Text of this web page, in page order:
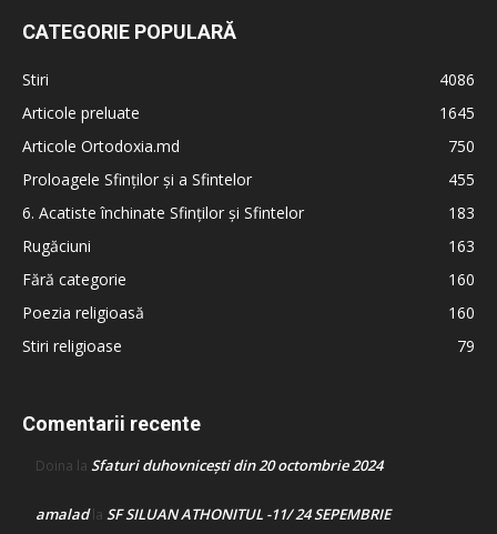
CATEGORIE POPULARĂ
Stiri
4086
Articole preluate
1645
Articole Ortodoxia.md
750
Proloagele Sfinților și a Sfintelor
455
6. Acatiste închinate Sfinților și Sfintelor
183
Rugăciuni
163
Fără categorie
160
Poezia religioasă
160
Stiri religioase
79
Comentarii recente
Doina la Sfaturi duhovnicești din 20 octombrie 2024
amaladla SF SILUAN ATHONITUL -11/ 24 SEPEMBRIE